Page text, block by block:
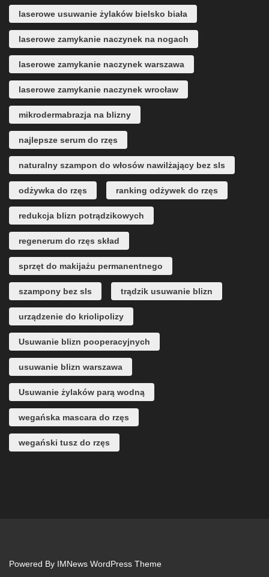
laserowe usuwanie żylaków bielsko biała
laserowe zamykanie naczynek na nogach
laserowe zamykanie naczynek warszawa
laserowe zamykanie naczynek wrocław
mikrodermabrazja na blizny
najlepsze serum do rzęs
naturalny szampon do włosów nawilżający bez sls
odżywka do rzęs ranking odżywek do rzęs
redukcja blizn potrądzikowych
regenerum do rzęs skład
sprzęt do makijażu permanentnego
szampony bez sls trądzik usuwanie blizn
urządzenie do kriolipolizy
Usuwanie blizn pooperacyjnych
usuwanie blizn warszawa
Usuwanie żylaków parą wodną
wegańska mascara do rzęs
wegański tusz do rzęs
Powered By IMNews WordPress Theme